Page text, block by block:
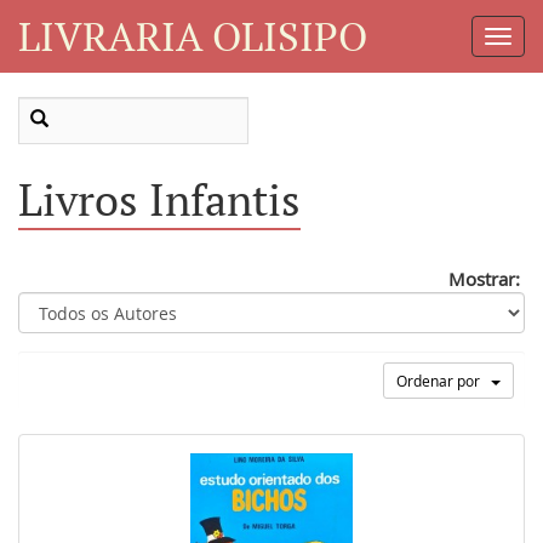
LIVRARIA OLISIPO
Livros Infantis
Mostrar:
Ordenar por